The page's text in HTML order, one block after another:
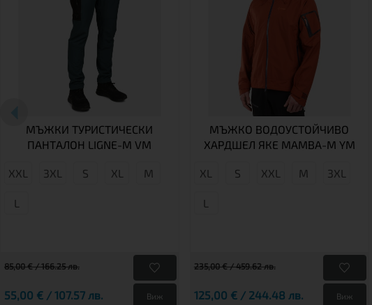
МЪЖКИ ТУРИСТИЧЕСКИ
ПАНТАЛОН LIGNE-M VM
XXL 3XL S XL M
L
85,00 € / 166.25 лв.
55,00 € / 107.57 лв. Виж
МЪЖКО ВОДОУСТОЙЧИВО
ХАРДШЕЛ ЯКЕ MAMBA-M YM
XL S XXL М 3XL
L
235,00 € / 459.62 лв.
125,00 € / 244.48 лв. Виж